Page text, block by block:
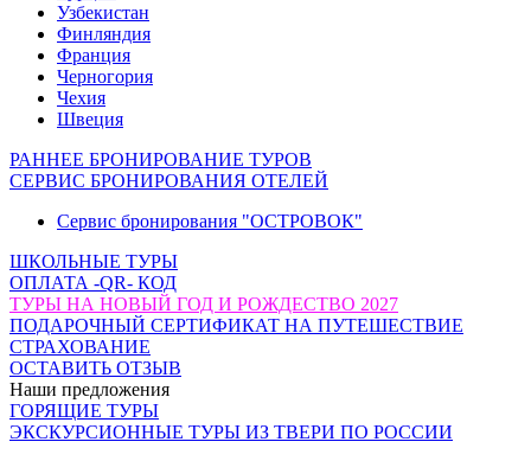
Узбекистан
Финляндия
Франция
Черногория
Чехия
Швеция
РАННЕЕ БРОНИРОВАНИЕ ТУРОВ
СЕРВИС БРОНИРОВАНИЯ ОТЕЛЕЙ
Сервис бронирования "ОСТРОВОК"
ШКОЛЬНЫЕ ТУРЫ
ОПЛАТА -QR- КОД
ТУРЫ НА НОВЫЙ ГОД И РОЖДЕСТВО 2027
ПОДАРОЧНЫЙ СЕРТИФИКАТ НА ПУТЕШЕСТВИЕ
СТРАХОВАНИЕ
ОСТАВИТЬ ОТЗЫВ
Наши предложения
ГОРЯЩИЕ ТУРЫ
ЭКСКУРСИОННЫЕ ТУРЫ ИЗ ТВЕРИ ПО РОССИИ